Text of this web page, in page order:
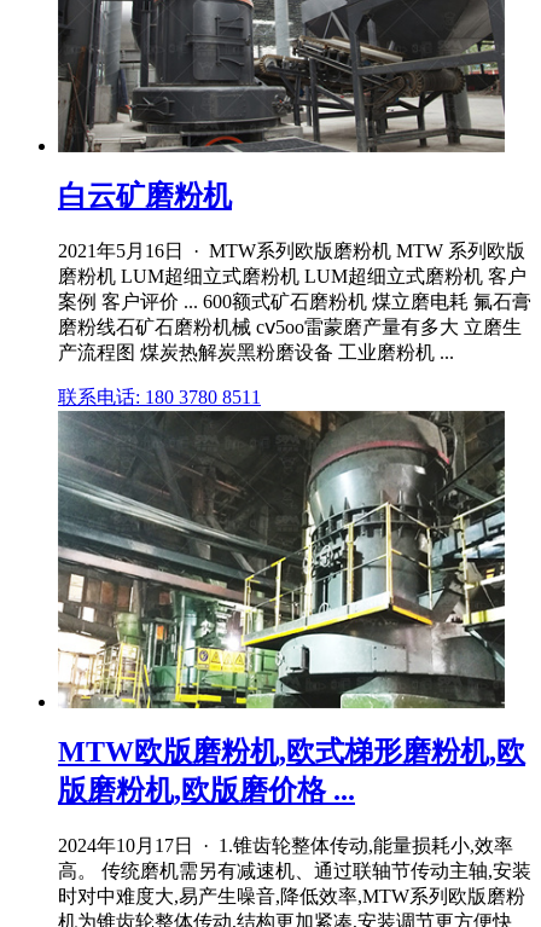
白云矿磨粉机
2021年5月16日 · MTW系列欧版磨粉机 MTW 系列欧版
磨粉机 LUM超细立式磨粉机 LUM超细立式磨粉机 客户
案例 客户评价 ... 600额式矿石磨粉机 煤立磨电耗 氟石膏
磨粉线石矿石磨粉机械 cⅴ5oo雷蒙磨产量有多大 立磨生
产流程图 煤炭热解炭黑粉磨设备 工业磨粉机 ...
联系电话: 180 3780 8511
MTW欧版磨粉机,欧式梯形磨粉机,欧
版磨粉机,欧版磨价格 ...
2024年10月17日 · 1.锥齿轮整体传动,能量损耗小,效率
高。 传统磨机需另有减速机、通过联轴节传动主轴,安装
时对中难度大,易产生噪音,降低效率,MTW系列欧版磨粉
机为锥齿轮整体传动,结构更加紧凑,安装调节更方便快